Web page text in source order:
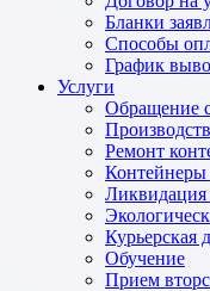
Бланки
Способы
График
Услуги
Обращение
Ремонт
Ликвидация
Курьерская
Обучение
Прием